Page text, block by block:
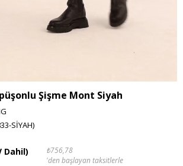
Şişme Mont Siyah
SİYAH)
Dahil)
₺756,78
'den başlayan taksitlerle